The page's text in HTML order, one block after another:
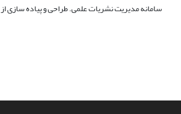
سامانه مدیریت نشریات علمی.طراحی و پیاده سازی از